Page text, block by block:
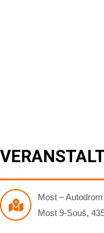
Most –
Most 9-Souš,